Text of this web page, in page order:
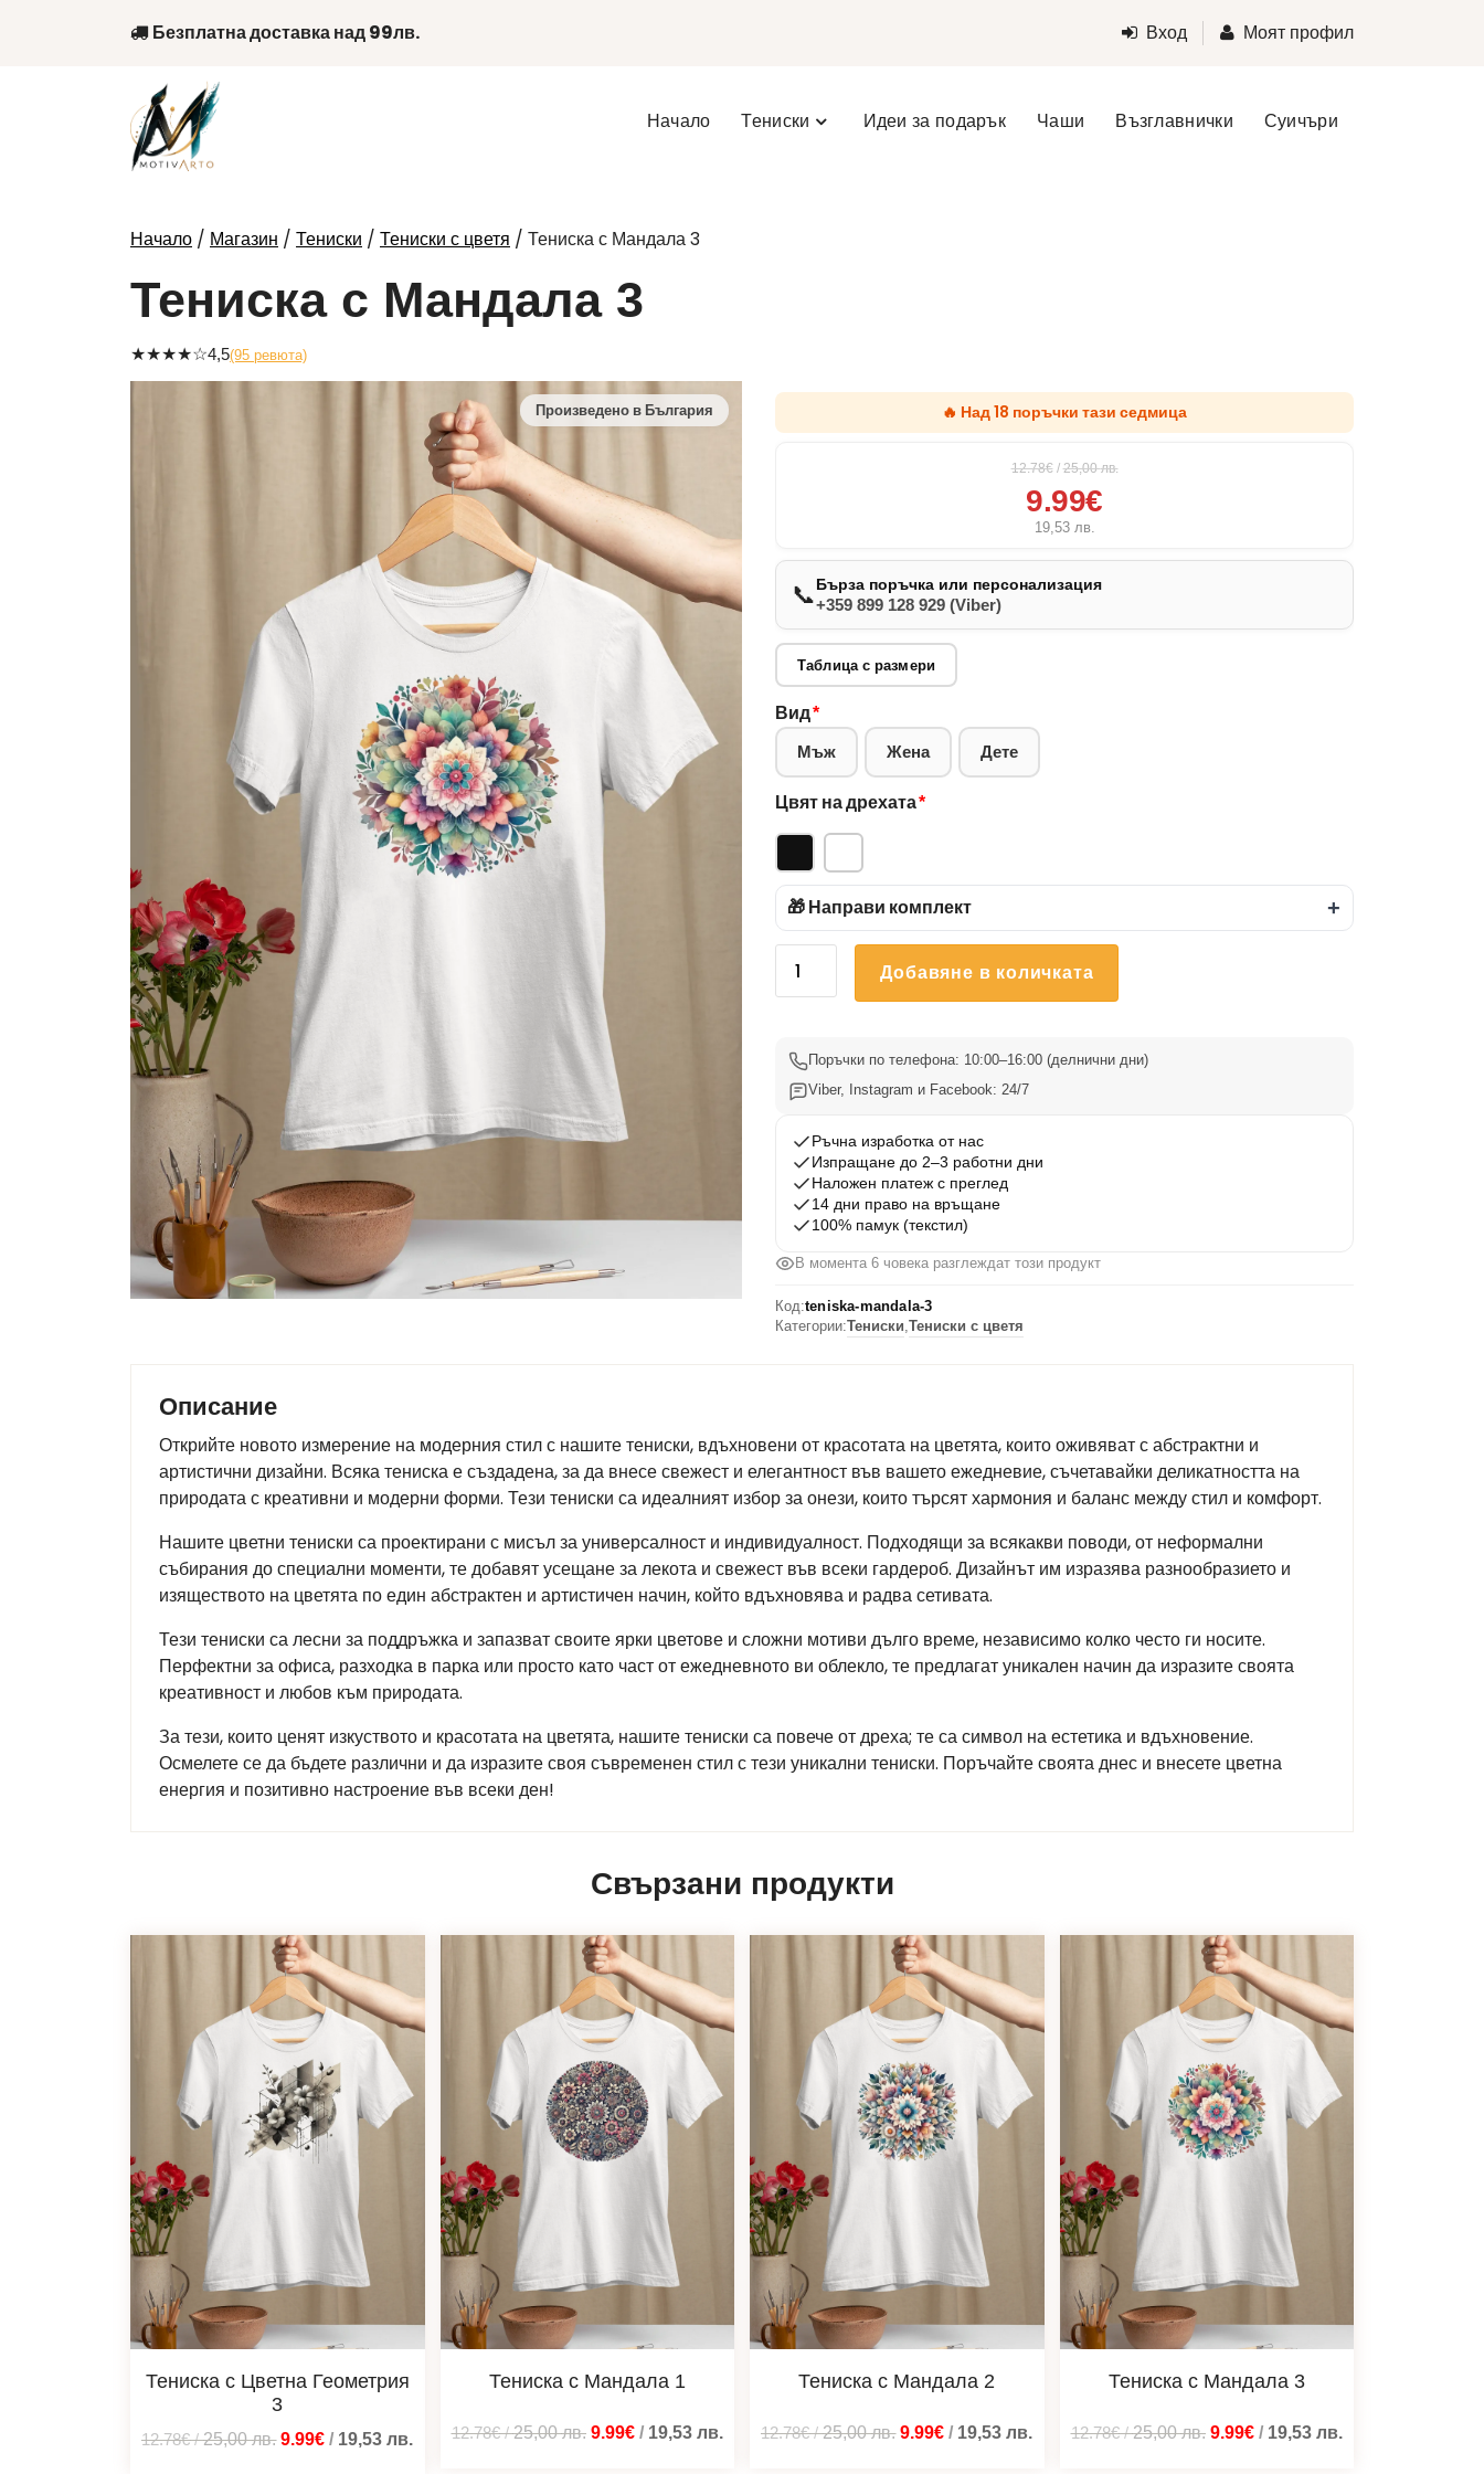
Безплатна доставка над 99лв. Вход Моят профил
Начало Тениски Идеи за подарък Чаши Възглавнички Суичъри
Начало / Магазин / Тениски / Тениски с цветя / Тениска с Мандала 3
Тениска с Мандала 3
★★★★☆4,5(95 ревюта)
🔥 Над 18 поръчки тази седмица
12.78€ / 25,00лв.
9.99€
19,53 лв.
📞Бърза поръчка или персонализация
+359 899 128 929 (Viber)
Таблица с размери
Вид*
Мъж Жена Дете
Цвят на дрехата*
🎁 Направи комплект +
количество
Мандала
Добавяне в количката
Поръчки по телефона: 10:00–16:00 (делнични дни)
Viber, Instagram и Facebook: 24/7
Ръчна изработка от нас
Изпращане до 2–3 работни дни
Наложен платеж с преглед
14 дни право на връщане
100% памук (текстил)
В момента 6 човека разглеждат този продукт
Код:teniska-mandala-3
Категории:Тениски,Тениски с цветя
Описание
Открийте новото измерение на модерния стил с нашите тениски, вдъхновени от красотата на цветята, които оживяват с абстрактни и
артистични дизайни. Всяка тениска е създадена, за да внесе свежест и елегантност във вашето ежедневие, съчетавайки деликатността на
природата с креативни и модерни форми. Тези тениски са идеалният избор за онези, които търсят хармония и баланс между стил и комфорт.
Нашите цветни тениски са проектирани с мисъл за универсалност и индивидуалност. Подходящи за всякакви поводи, от неформални
събирания до специални моменти, те добавят усещане за лекота и свежест във всеки гардероб. Дизайнът им изразява разнообразието и
изяществото на цветята по един абстрактен и артистичен начин, който вдъхновява и радва сетивата.
Тези тениски са лесни за поддръжка и запазват своите ярки цветове и сложни мотиви дълго време, независимо колко често ги носите.
Перфектни за офиса, разходка в парка или просто като част от ежедневното ви облекло, те предлагат уникален начин да изразите своята
креативност и любов към природата.
За тези, които ценят изкуството и красотата на цветята, нашите тениски са повече от дреха; те са символ на естетика и вдъхновение.
Осмелете се да бъдете различни и да изразите своя съвременен стил с тези уникални тениски. Поръчайте своята днес и внесете цветна
енергия и позитивно настроение във всеки ден!
Свързани продукти
Тениска с Цветна Геометрия
3
12.78€/25,00лв. 9.99€ / 19,53лв.
Тениска с Мандала 1
12.78€/25,00лв. 9.99€/ 19,53 лв.
Тениска с Мандала 2
12.78€/25,00лв. 9.99€ / 19,53лв.
Тениска с Мандала 3
12.78€/25,00лв. 9.99€/ 19,53 лв.